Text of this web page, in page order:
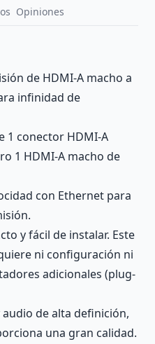
Opiniones
de HDMI-A macho a
infinidad de
1 conector HDMI-A
1 HDMI-A macho de
con Ethernet para
y fácil de instalar. Este
ni configuración ni
adicionales (plug-
de alta definición,
una gran calidad.